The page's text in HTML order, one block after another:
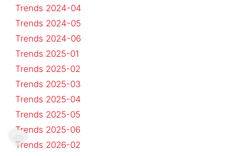
Trends 2024-04
Trends 2024-05
Trends 2024-06
Trends 2025-01
Trends 2025-02
Trends 2025-03
Trends 2025-04
Trends 2025-05
Trends 2025-06
Trends 2026-02